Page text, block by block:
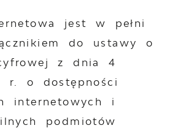
jest w pełni
do ustawy o
z dnia 4
r. o dostępności
internetowych i
podmiotów